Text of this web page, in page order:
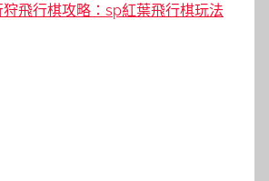
狩飛行棋攻略：sp紅葉飛行棋玩法